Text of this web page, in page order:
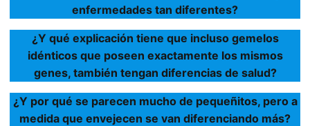
enfermedades tan diferentes?
¿Y qué explicación tiene que incluso gemelos
idénticos que poseen exactamente los mismos
genes, también tengan diferencias de salud?
¿Y por qué se parecen mucho de pequeñitos, pero a
medida que envejecen se van diferenciando más?